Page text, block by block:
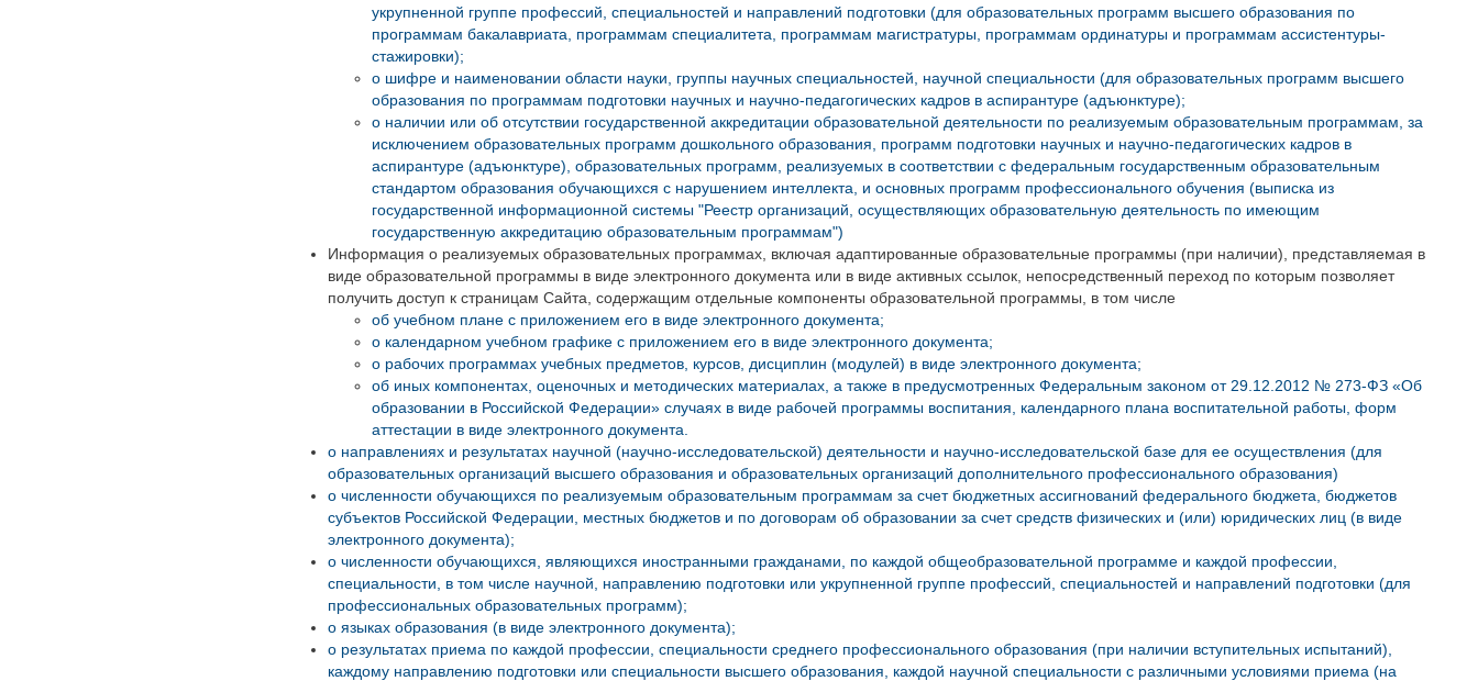
укрупненной группе профессий, специальностей и направлений подготовки (для образовательных программ высшего образования по
программам бакалавриата, программам специалитета, программам магистратуры, программам ординатуры и программам ассистентуры-
стажировки);
о шифре и наименовании области науки, группы научных специальностей, научной специальности (для образовательных программ высшего
образования по программам подготовки научных и научно-педагогических кадров в аспирантуре (адъюнктуре);
о наличии или об отсутствии государственной аккредитации образовательной деятельности по реализуемым образовательным программам, за
исключением образовательных программ дошкольного образования, программ подготовки научных и научно-педагогических кадров в
аспирантуре (адъюнктуре), образовательных программ, реализуемых в соответствии с федеральным государственным образовательным
стандартом образования обучающихся с нарушением интеллекта, и основных программ профессионального обучения (выписка из
государственной информационной системы "Реестр организаций, осуществляющих образовательную деятельность по имеющим
государственную аккредитацию образовательным программам")
Информация о реализуемых образовательных программах, включая адаптированные образовательные программы (при наличии), представляемая в
виде образовательной программы в виде электронного документа или в виде активных ссылок, непосредственный переход по которым позволяет
получить доступ к страницам Сайта, содержащим отдельные компоненты образовательной программы, в том числе
об учебном плане с приложением его в виде электронного документа;
о календарном учебном графике с приложением его в виде электронного документа;
о рабочих программах учебных предметов, курсов, дисциплин (модулей) в виде электронного документа;
об иных компонентах, оценочных и методических материалах, а также в предусмотренных Федеральным законом от 29.12.2012 № 273-ФЗ «Об
образовании в Российской Федерации» случаях в виде рабочей программы воспитания, календарного плана воспитательной работы, форм
аттестации в виде электронного документа.
о направлениях и результатах научной (научно-исследовательской) деятельности и научно-исследовательской базе для ее осуществления (для
образовательных организаций высшего образования и образовательных организаций дополнительного профессионального образования)
о численности обучающихся по реализуемым образовательным программам за счет бюджетных ассигнований федерального бюджета, бюджетов
субъектов Российской Федерации, местных бюджетов и по договорам об образовании за счет средств физических и (или) юридических лиц (в виде
электронного документа);
о численности обучающихся, являющихся иностранными гражданами, по каждой общеобразовательной программе и каждой профессии,
специальности, в том числе научной, направлению подготовки или укрупненной группе профессий, специальностей и направлений подготовки (для
профессиональных образовательных программ);
о языках образования (в виде электронного документа);
о результатах приема по каждой профессии, специальности среднего профессионального образования (при наличии вступительных испытаний),
каждому направлению подготовки или специальности высшего образования, каждой научной специальности с различными условиями приема (на